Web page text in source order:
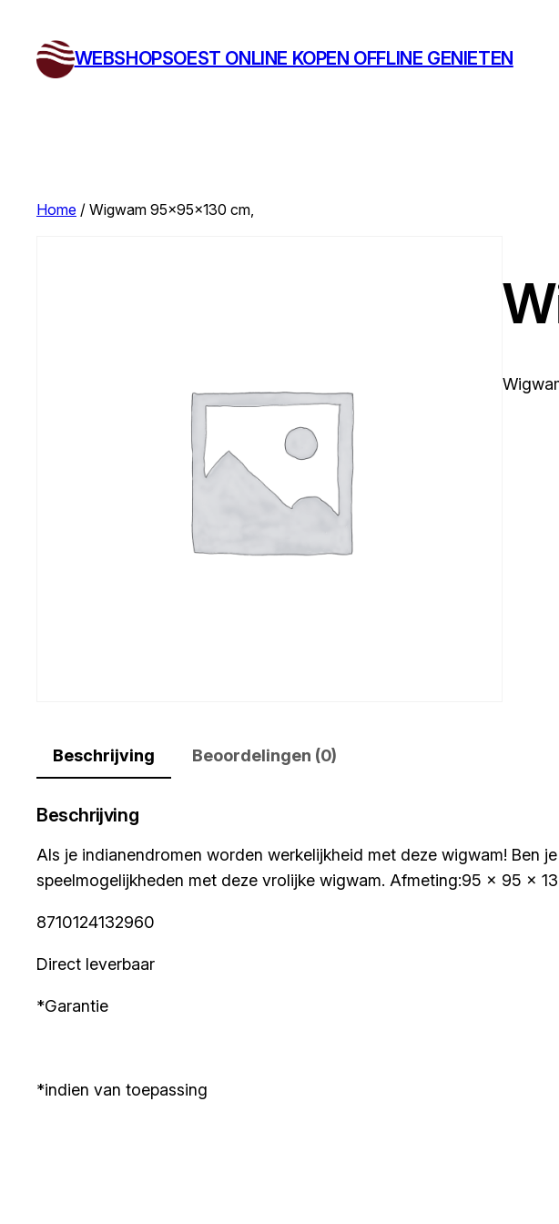
WEBSHOPSOEST ONLINE KOPEN OFFLINE GENIETEN
Home / Wigwam 95x95x130 cm,
Beschrijving Beoordelingen (0)
Beschrijving
Als je indianendromen worden werkelijkheid met deze wigwam! Ben
speelmogelijkheden met deze vrolijke wigwam. Afmeting:95 x 95 x
8710124132960
Direct leverbaar
*Garantie
*indien van toepassing